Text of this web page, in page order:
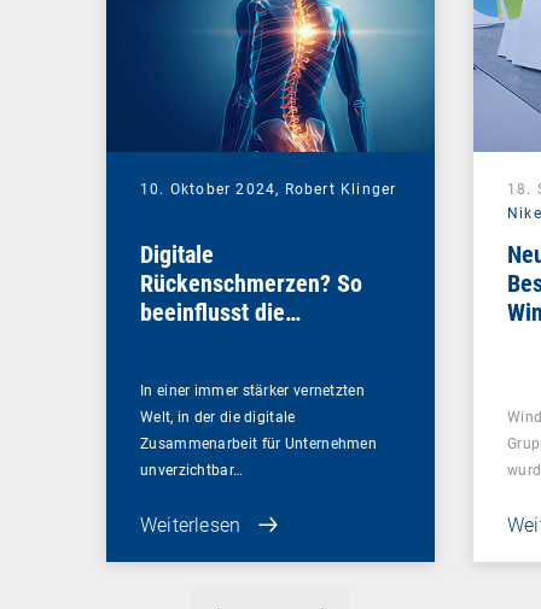
10. Oktober 2024, Robert Klinger
Digitale
Rückenschmerzen? So
beeinflusst die
In einer immer stärker vernetzten
Welt, in der die digitale
Zusammenarbeit für Unternehmen
unverzichtbar…
Weiterlesen
18.